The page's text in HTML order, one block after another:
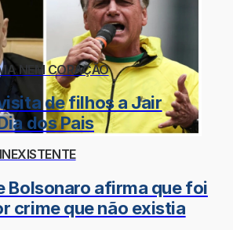
NEM CORAÇÃO
de filhos a Jair
dos Pais
Bolsonaro afirma que foi
crime que não existia